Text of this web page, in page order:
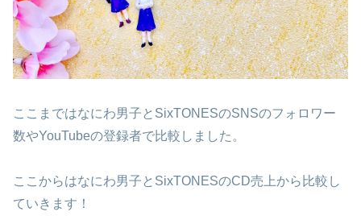
ここまではなにわ男子とSixTONESのSNSのフォロワー
数やYouTubeの登録者で比較しました。
ここからはなにわ男子とSixTONESのCD売上から比較し
ていきます！